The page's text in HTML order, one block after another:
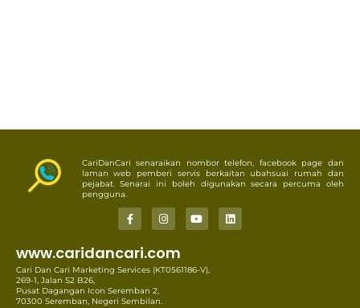
CariDanCari senaraikan nombor telefon, facebook page dan
laman web pemberi servis berkaitan ubahsuai rumah dan
pejabat. Senarai ini boleh digunakan secara percuma oleh
pengguna.
www.caridancari.com
Cari Dan Cari Marketing Services (KT0561186-V),
269-1, Jalan S2 B26,
Pusat Dagangan Icon Seremban 2,
70300 Seremban, Negeri Sembilan.